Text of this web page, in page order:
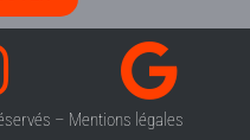
– Mentions légales